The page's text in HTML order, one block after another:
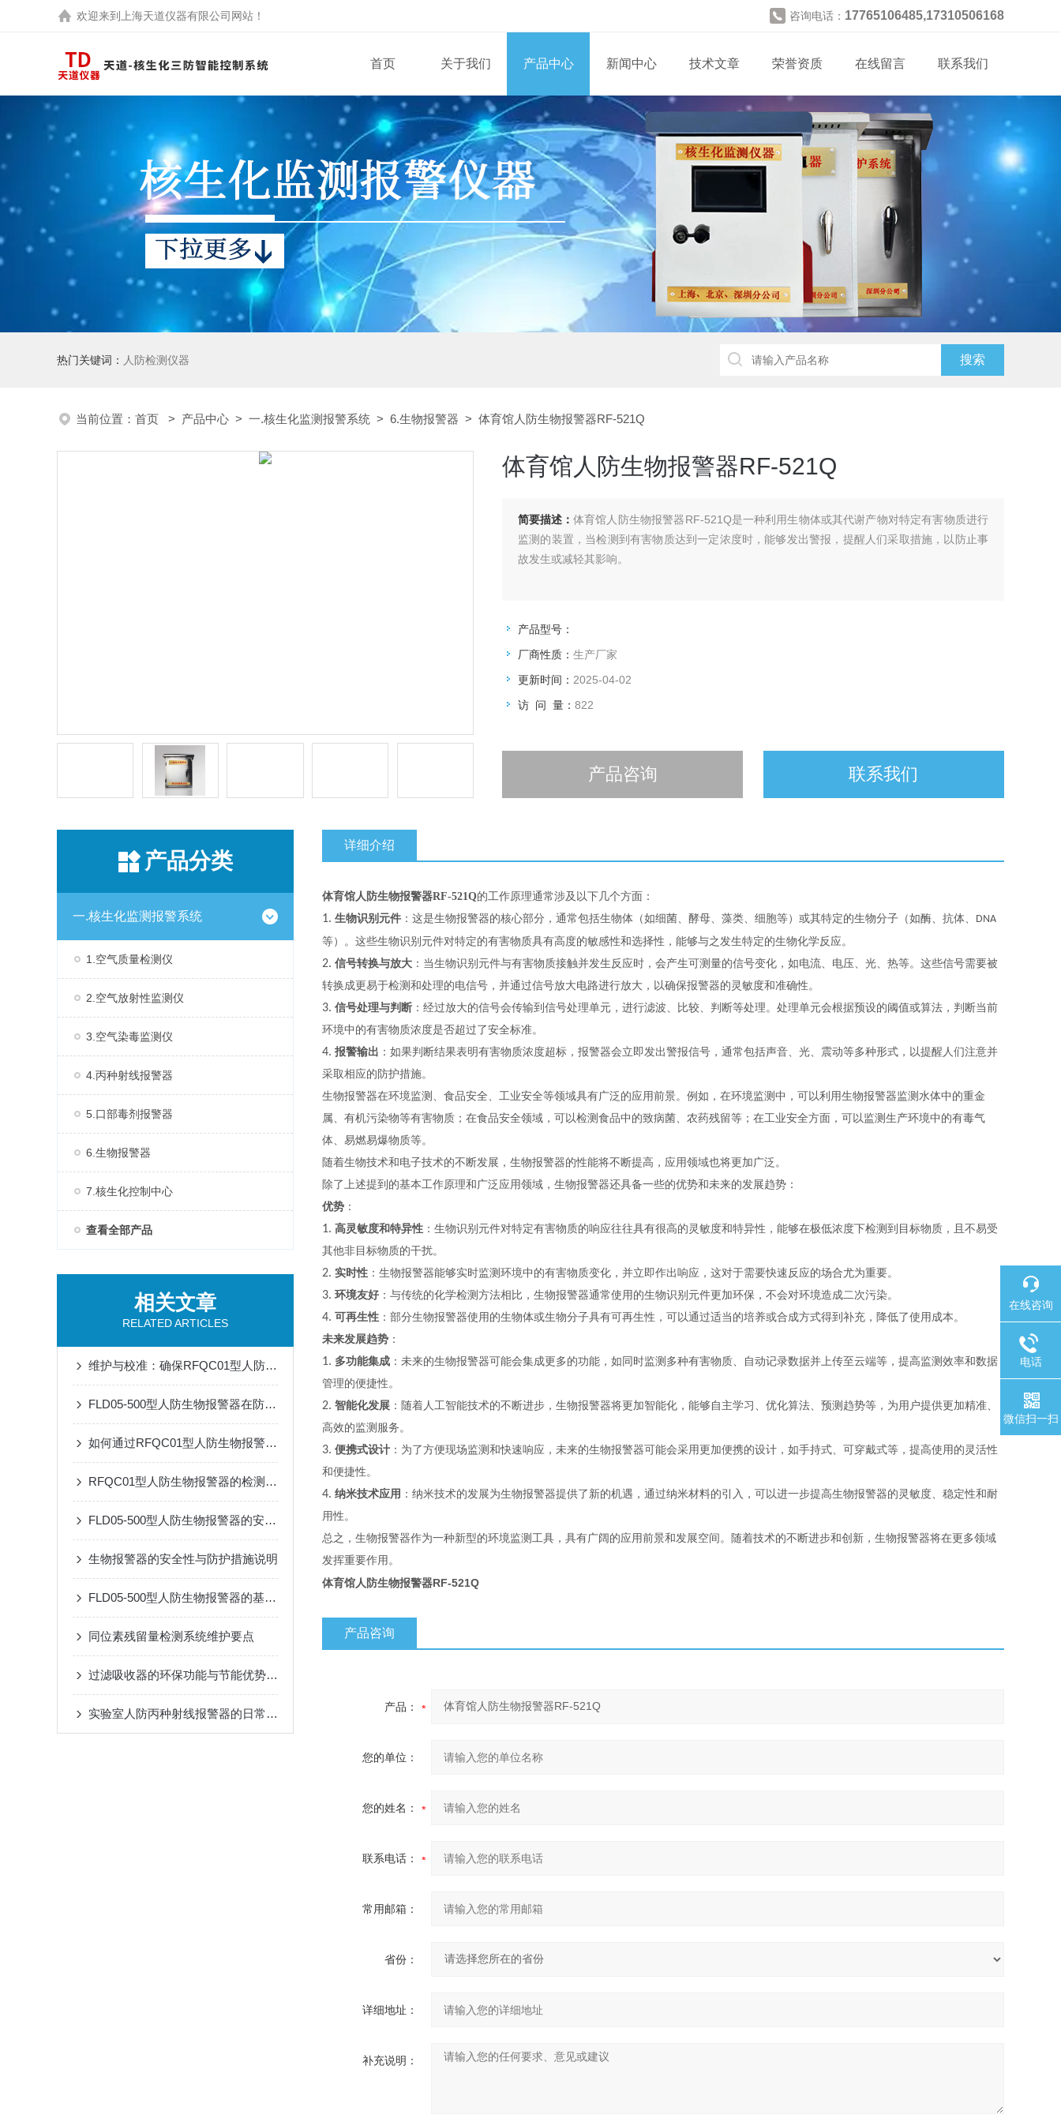
欢迎来到 上海天道仪器有限公司 网站！ 咨询电话： 17765106485,17310506168
首页 关于我们 产品中心 新闻中心 技术文章 荣誉资质 在线留言 联系我们
热门关键词： 人防检测仪器
当前位置： 首页 > 产品中心 > 一.核生化监测报警系统 > 6.生物报警器 > 体育馆人防生物报警器RF-521Q
体育馆人防生物报警器RF-521Q
简要描述： 体育馆人防生物报警器RF-521Q是一种利用生物体或其代谢产物对特定有害物质进行
监测的装置，当检测到有害物质达到一定浓度时，能够发出警报，提醒人们采取措施，以防止事
故发生或减轻其影响。
产品型号：
厂商性质： 生产厂家
更新时间： 2025-04-02
访 问 量： 822
产品咨询 联系我们
产品分类
一.核生化监测报警系统
1.空气质量检测仪
2.空气放射性监测仪
3.空气染毒监测仪
4.丙种射线报警器
5.口部毒剂报警器
6.生物报警器
7.核生化控制中心
查看全部产品
相关文章
RELATED ARTICLES
维护与校准：确保RFQC01型人防生物报警器长期有效
FLD05-500型人防生物报警器在防护中的关键作用
如何通过RFQC01型人防生物报警器提高应急防护能力？
RFQC01型人防生物报警器的检测精度与环境适应性分析
FLD05-500型人防生物报警器的安装与维护指南
生物报警器的安全性与防护措施说明
FLD05-500型人防生物报警器的基本原理、功能和在安全监控中的作用
同位素残留量检测系统维护要点
过滤吸收器的环保功能与节能优势概述
实验室人防丙种射线报警器的日常巡检应用工艺
详细介绍
体育馆人防生物报警器RF-521Q的工作原理通常涉及以下几个方面：
1. 生物识别元件 ：这是生物报警器的核心部分，通常包括生物体（如细菌、酵母、藻类、细胞等）或其特定的生物分子（如酶、抗体、 DNA
等）。这些生物识别元件对特定的有害物质具有高度的敏感性和选择性，能够与之发生特定的生物化学反应。
2. 信号转换与放大 ：当生物识别元件与有害物质接触并发生反应时，会产生可测量的信号变化，如电流、电压、光、热等。这些信号需要被
转换成更易于检测和处理的电信号，并通过信号放大电路进行放大，以确保报警器的灵敏度和准确性。
3. 信号处理与判断 ：经过放大的信号会传输到信号处理单元，进行滤波、比较、判断等处理。处理单元会根据预设的阈值或算法，判断当前
环境中的有害物质浓度是否超过了安全标准。
4. 报警输出 ：如果判断结果表明有害物质浓度超标，报警器会立即发出警报信号，通常包括声音、光、震动等多种形式，以提醒人们注意并
采取相应的防护措施。
生物报警器在环境监测、食品安全、工业安全等领域具有广泛的应用前景。例如，在环境监测中，可以利用生物报警器监测水体中的重金
属、有机污染物等有害物质；在食品安全领域，可以检测食品中的致病菌、农药残留等；在工业安全方面，可以监测生产环境中的有毒气
体、易燃易爆物质等。
随着生物技术和电子技术的不断发展，生物报警器的性能将不断提高，应用领域也将更加广泛。
除了上述提到的基本工作原理和广泛应用领域，生物报警器还具备一些的优势和未来的发展趋势：
优势 ：
1. 高灵敏度和特异性 ：生物识别元件对特定有害物质的响应往往具有很高的灵敏度和特异性，能够在极低浓度下检测到目标物质，且不易受
其他非目标物质的干扰。
2. 实时性 ：生物报警器能够实时监测环境中的有害物质变化，并立即作出响应，这对于需要快速反应的场合尤为重要。
3. 环境友好 ：与传统的化学检测方法相比，生物报警器通常使用的生物识别元件更加环保，不会对环境造成二次污染。
4. 可再生性 ：部分生物报警器使用的生物体或生物分子具有可再生性，可以通过适当的培养或合成方式得到补充，降低了使用成本。
未来发展趋势 ：
1. 多功能集成 ：未来的生物报警器可能会集成更多的功能，如同时监测多种有害物质、自动记录数据并上传至云端等，提高监测效率和数据
管理的便捷性。
2. 智能化发展 ：随着人工智能技术的不断进步，生物报警器将更加智能化，能够自主学习、优化算法、预测趋势等，为用户提供更加精准、
高效的监测服务。
3. 便携式设计 ：为了方便现场监测和快速响应，未来的生物报警器可能会采用更加便携的设计，如手持式、可穿戴式等，提高使用的灵活性
和便捷性。
4. 纳米技术应用 ：纳米技术的发展为生物报警器提供了新的机遇，通过纳米材料的引入，可以进一步提高生物报警器的灵敏度、稳定性和耐
用性。
总之，生物报警器作为一种新型的环境监测工具，具有广阔的应用前景和发展空间。随着技术的不断进步和创新，生物报警器将在更多领域
发挥重要作用 。
体育馆人防生物报警器RF-521Q
产品咨询
产品：
您的单位：
您的姓名：
联系电话：
常用邮箱：
省份：
详细地址：
补充说明：
在线咨询
电话
微信扫一扫